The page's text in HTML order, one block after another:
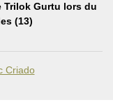
Trilok Gurtu lors du
(13)
Criado